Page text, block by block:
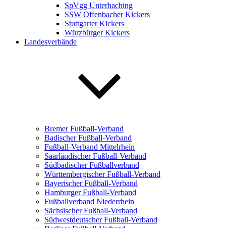
SpVgg Unterhaching
SSW Offenbacher Kickers
Stuttgarter Kickers
Würzbürger Kickers
Landesverbände
Bremer Fußball-Verband
Badischer Fußball-Verband
Fußball-Verband Mittelrhein
Saarländischer Fußball-Verband
Südbadischer Fußballverband
Württembergischer Fußball-Verband
Bayerischer Fußball-Verband
Hamburger Fußball-Verband
Fußballverband Niederrhein
Sächsischer Fußball-Verband
Südwestdeutscher Fußball-Verband